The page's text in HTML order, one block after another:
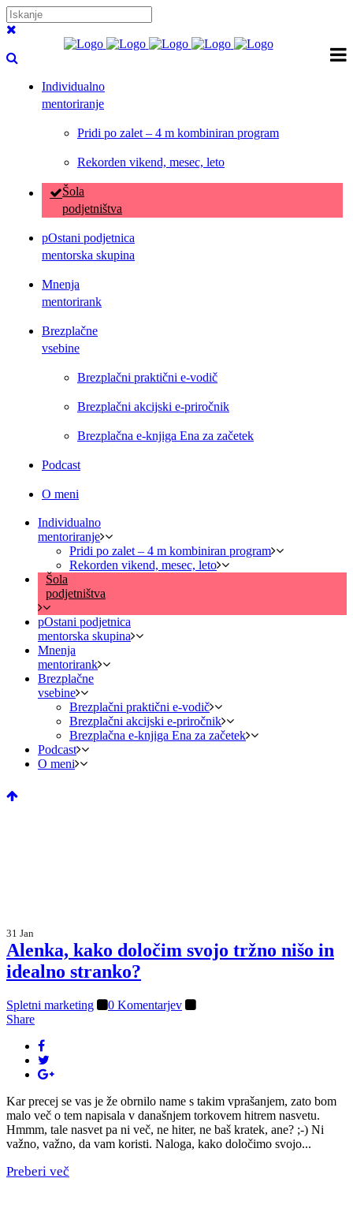
Individualno
mentoriranje
Pridi po zalet – 4 m kombiniran program
Rekorden vikend, mesec, leto
Šola
podjetništva
pOstani podjetnica
mentorska skupina
Mnenja
mentorirank
Brezplačne
vsebine
Brezplačni praktični e-vodič
Brezplačni akcijski e-priročnik
Brezplačna e-knjiga Ena za začetek
Podcast
O meni
Individualno
mentoriranje
Pridi po zalet – 4 m kombiniran program
Rekorden vikend, mesec, leto
Šola
podjetništva
pOstani podjetnica
mentorska skupina
Mnenja
mentorirank
Brezplačne
vsebine
Brezplačni praktični e-vodič
Brezplačni akcijski e-priročnik
Brezplačna e-knjiga Ena za začetek
Podcast
O meni
31 Jan
Alenka, kako določim svojo tržno nišo in
idealno stranko?
Spletni marketing
0 Komentarjev
Share
Kar precej se vas je že obrnilo name s takim vprašanjem, zato bom
malo več o tem napisala v današnjem torkovem hitrem nasvetu.
Hmmm, tale nasvet pa ni več, ne hiter, ne baš kratek, ane? ;-) Ni
važno, važno, da vam koristi. Naloga, kako določimo svojo...
Preberi več